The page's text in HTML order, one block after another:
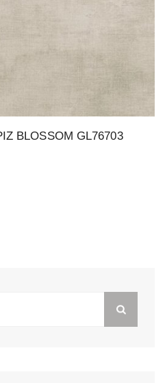
BLOSSOM GL76703